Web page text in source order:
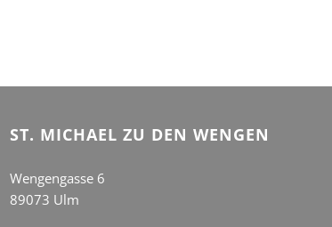
ST. MICHAEL ZU DEN WENGEN
Wengengasse 6
89073 Ulm